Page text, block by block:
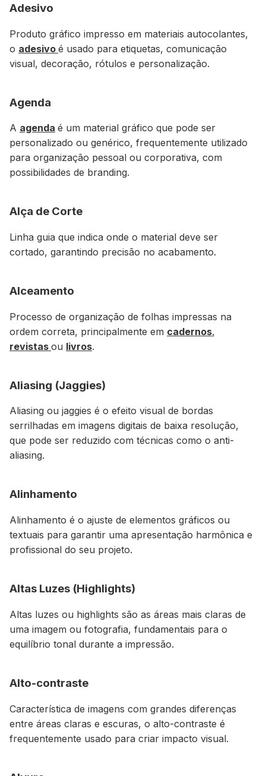
Adesivo
Produto gráfico impresso em materiais autocolantes,
o adesivo é usado para etiquetas, comunicação
visual, decoração, rótulos e personalização.
Agenda
A agenda é um material gráfico que pode ser
personalizado ou genérico, frequentemente utilizado
para organização pessoal ou corporativa, com
possibilidades de branding.
Alça de Corte
Linha guia que indica onde o material deve ser
cortado, garantindo precisão no acabamento.
Alceamento
Processo de organização de folhas impressas na
ordem correta, principalmente em cadernos,
revistas ou livros.
Aliasing (Jaggies)
Aliasing ou jaggies é o efeito visual de bordas
serrilhadas em imagens digitais de baixa resolução,
que pode ser reduzido com técnicas como o anti-
aliasing.
Alinhamento
Alinhamento é o ajuste de elementos gráficos ou
textuais para garantir uma apresentação harmônica e
profissional do seu projeto.
Altas Luzes (Highlights)
Altas luzes ou highlights são as áreas mais claras de
uma imagem ou fotografia, fundamentais para o
equilíbrio tonal durante a impressão.
Alto-contraste
Característica de imagens com grandes diferenças
entre áreas claras e escuras, o alto-contraste é
frequentemente usado para criar impacto visual.